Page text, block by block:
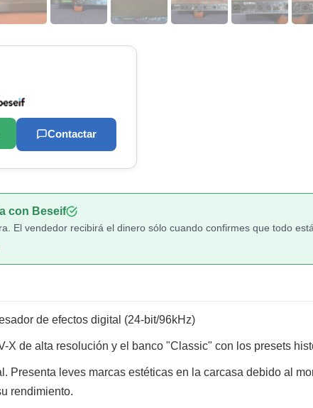
Contactar
con Beseif
El vendedor recibirá el dinero sólo cuando confirmes que todo
de efectos digital (24-bit/96kHz)
X de alta resolución y el banco "Classic" con los presets
Presenta leves marcas estéticas en la carcasa debido al
rendimiento.